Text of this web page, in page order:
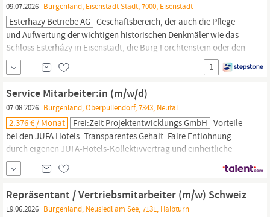
09.07.2026 Burgenland, Eisenstadt Stadt, 7000, Eisenstadt
Esterhazy Betriebe AG Geschäftsbereich, der auch die Pflege
und Aufwertung der wichtigen historischen Denkmäler wie das
Schloss Esterházy in Eisenstadt, die Burg Forchtenstein oder den
Steinbruch St. Margarethen umfasst. Auch im Hospitality-Bereich
zeigt Esterhazy mit eigenen
und Hotelprojekten ein
großes Engagement. Die zahlreichen Veranstaltungen sowie...
1
Service Mitarbeiter:in (m/w/d)
07.08.2026 Burgenland, Oberpullendorf, 7343, Neutal
2.376 € / Monat Frei:Zeit Projektentwicklungs GmbH Vorteile
bei den JUFA Hotels: Transparentes Gehalt: Faire Entlohnung
durch eigenen JUFA-Hotels-Kollektivvertrag und einheitliche
Gehaltstabellen – dein Mindestgehalt liegt über dem Branchen-
Standard der
Gastronomie/Hotellerie.
Attraktive Umsatzprovisionen, 25 % Sonntagszuschlag sowie das
13. und 14. Monatsgehalt. Zusätzlicher Bring...
Repräsentant / Vertriebsmitarbeiter (m/w) Schweiz
19.06.2026 Burgenland, Neusiedl am See, 7131, Halbturn